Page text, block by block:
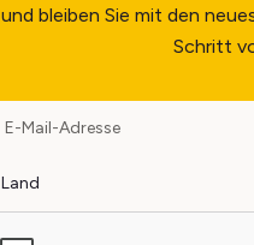
und bleiben Sie mit den
Schritt